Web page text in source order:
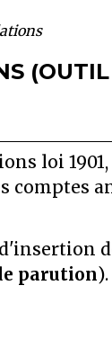
loi
comptes
parution).